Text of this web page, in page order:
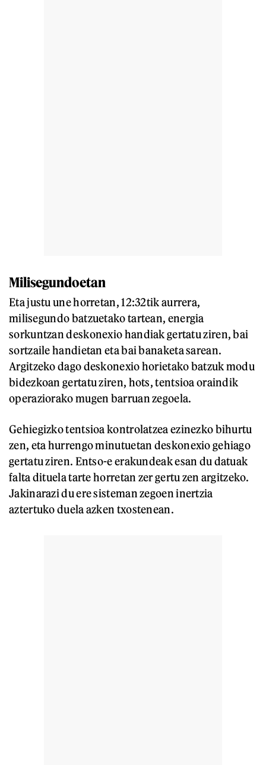
Milisegundoetan
Eta justu une horretan, 12:32tik aurrera,
milisegundo batzuetako tartean, energia
sorkuntzan deskonexio handiak gertatu ziren, bai
sortzaile handietan eta bai banaketa sarean.
Argitzeko dago deskonexio horietako batzuk modu
bidezkoan gertatu ziren, hots, tentsioa oraindik
operaziorako mugen barruan zegoela.
Gehiegizko tentsioa kontrolatzea ezinezko bihurtu
zen, eta hurrengo minutuetan deskonexio gehiago
gertatu ziren. Entso-e erakundeak esan du datuak
falta dituela tarte horretan zer gertu zen argitzeko.
Jakinarazi du ere sisteman zegoen inertzia
aztertuko duela azken txostenean.